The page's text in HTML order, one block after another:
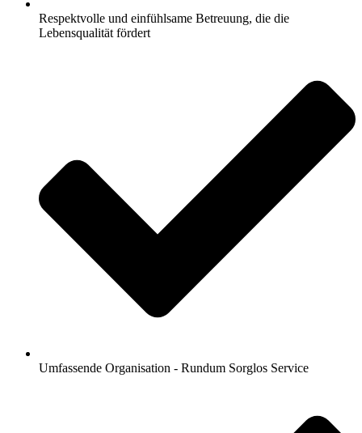
Respektvolle und einfühlsame Betreuung, die die
Lebensqualität fördert
Umfassende Organisation - Rundum Sorglos Service